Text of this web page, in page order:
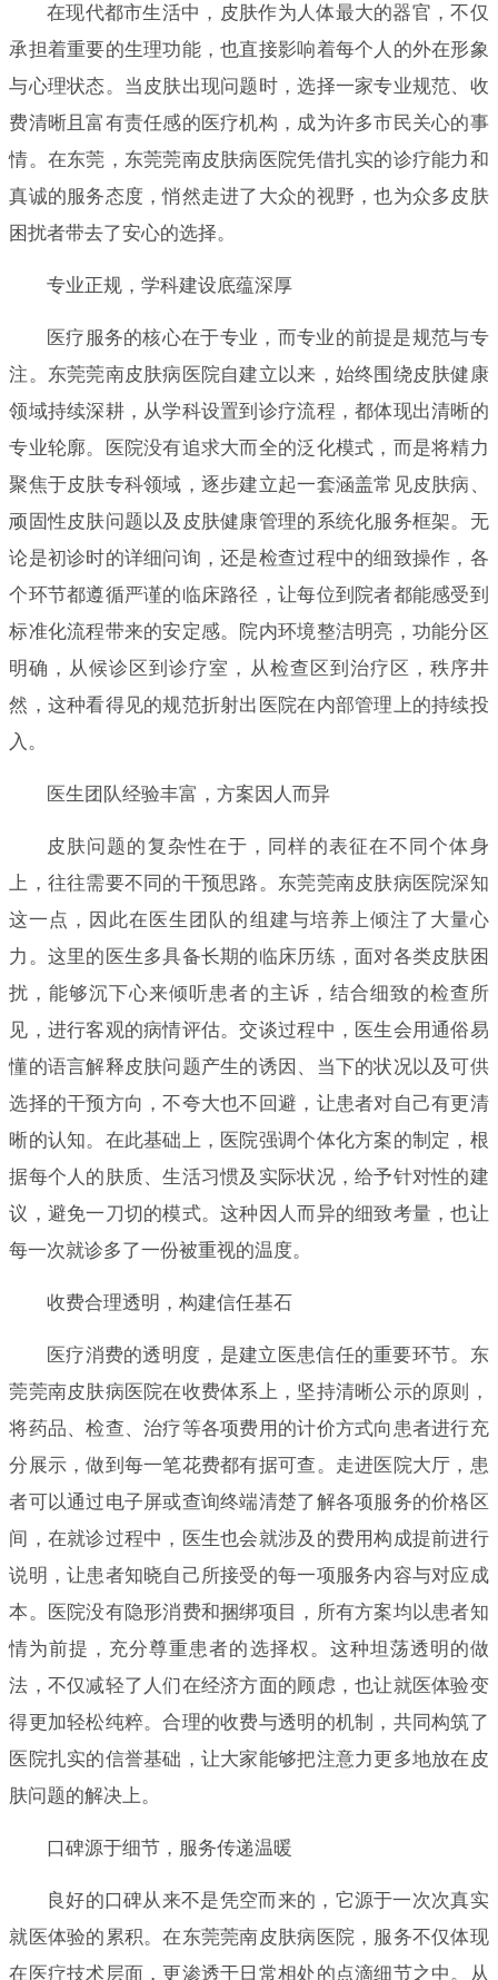
在现代都市生活中，皮肤作为人体最大的器官，不仅
承担着重要的生理功能，也直接影响着每个人的外在形象
与心理状态。当皮肤出现问题时，选择一家专业规范、收
费清晰且富有责任感的医疗机构，成为许多市民关心的事
情。在东莞，东莞莞南皮肤病医院凭借扎实的诊疗能力和
真诚的服务态度，悄然走进了大众的视野，也为众多皮肤
困扰者带去了安心的选择。
专业正规，学科建设底蕴深厚
医疗服务的核心在于专业，而专业的前提是规范与专
注。东莞莞南皮肤病医院自建立以来，始终围绕皮肤健康
领域持续深耕，从学科设置到诊疗流程，都体现出清晰的
专业轮廓。医院没有追求大而全的泛化模式，而是将精力
聚焦于皮肤专科领域，逐步建立起一套涵盖常见皮肤病、
顽固性皮肤问题以及皮肤健康管理的系统化服务框架。无
论是初诊时的详细问询，还是检查过程中的细致操作，各
个环节都遵循严谨的临床路径，让每位到院者都能感受到
标准化流程带来的安定感。院内环境整洁明亮，功能分区
明确，从候诊区到诊疗室，从检查区到治疗区，秩序井
然，这种看得见的规范折射出医院在内部管理上的持续投
入。
医生团队经验丰富，方案因人而异
皮肤问题的复杂性在于，同样的表征在不同个体身
上，往往需要不同的干预思路。东莞莞南皮肤病医院深知
这一点，因此在医生团队的组建与培养上倾注了大量心
力。这里的医生多具备长期的临床历练，面对各类皮肤困
扰，能够沉下心来倾听患者的主诉，结合细致的检查所
见，进行客观的病情评估。交谈过程中，医生会用通俗易
懂的语言解释皮肤问题产生的诱因、当下的状况以及可供
选择的干预方向，不夸大也不回避，让患者对自己有更清
晰的认知。在此基础上，医院强调个体化方案的制定，根
据每个人的肤质、生活习惯及实际状况，给予针对性的建
议，避免一刀切的模式。这种因人而异的细致考量，也让
每一次就诊多了一份被重视的温度。
收费合理透明，构建信任基石
医疗消费的透明度，是建立医患信任的重要环节。东
莞莞南皮肤病医院在收费体系上，坚持清晰公示的原则，
将药品、检查、治疗等各项费用的计价方式向患者进行充
分展示，做到每一笔花费都有据可查。走进医院大厅，患
者可以通过电子屏或查询终端清楚了解各项服务的价格区
间，在就诊过程中，医生也会就涉及的费用构成提前进行
说明，让患者知晓自己所接受的每一项服务内容与对应成
本。医院没有隐形消费和捆绑项目，所有方案均以患者知
情为前提，充分尊重患者的选择权。这种坦荡透明的做
法，不仅减轻了人们在经济方面的顾虑，也让就医体验变
得更加轻松纯粹。合理的收费与透明的机制，共同构筑了
医院扎实的信誉基础，让大家能够把注意力更多地放在皮
肤问题的解决上。
口碑源于细节，服务传递温暖
良好的口碑从来不是凭空而来的，它源于一次次真实
就医体验的累积。在东莞莞南皮肤病医院，服务不仅体现
在医疗技术层面，更渗透于日常相处的点滴细节之中。从